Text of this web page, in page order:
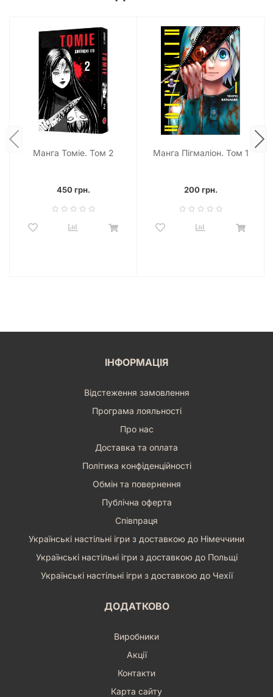
Манга Томіе. Том 2
450 грн.
Манга Пігмаліон. Том 1
200 грн.
ІНФОРМАЦІЯ
Відстеження замовлення
Програма лояльності
Про нас
Доставка та оплата
Політика конфіденційності
Обмін та повернення
Публічна оферта
Співпраця
Українські настільні ігри з доставкою до Німеччини
Українські настільні ігри з доставкою до Польщі
Українські настільні ігри з доставкою до Чехії
ДОДАТКОВО
Виробники
Акції
Контакти
Карта сайту